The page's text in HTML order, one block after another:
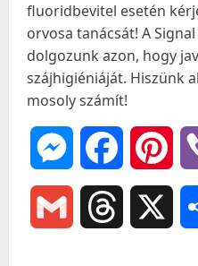
fluoridbevitel esetén
orvosa tanácsát! A
dolgozunk azon, hogy
szájhigiéniáját. Hiszünk
mosoly számít!
MessengerFacebook
Gmail Threads